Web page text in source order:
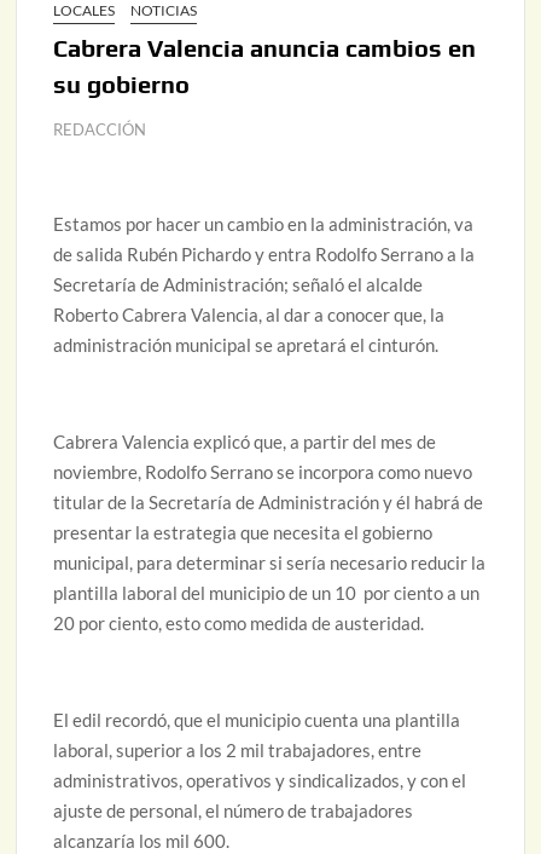
LOCALES NOTICIAS
Cabrera Valencia anuncia cambios en
su gobierno
REDACCIÓN
Estamos por hacer un cambio en la administración, va
de salida Rubén Pichardo y entra Rodolfo Serrano a la
Secretaría de Administración; señaló el alcalde
Roberto Cabrera Valencia, al dar a conocer que, la
administración municipal se apretará el cinturón.
Cabrera Valencia explicó que, a partir del mes de
noviembre, Rodolfo Serrano se incorpora como nuevo
titular de la Secretaría de Administración y él habrá de
presentar la estrategia que necesita el gobierno
municipal, para determinar si sería necesario reducir la
plantilla laboral del municipio de un 10 por ciento a un
20 por ciento, esto como medida de austeridad.
El edil recordó, que el municipio cuenta una plantilla
laboral, superior a los 2 mil trabajadores, entre
administrativos, operativos y sindicalizados, y con el
ajuste de personal, el número de trabajadores
alcanzaría los mil 600.